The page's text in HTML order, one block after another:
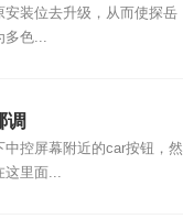
安装位去升级，从而使探岳
多色...
调
控屏幕附近的car按钮，然
这里面...